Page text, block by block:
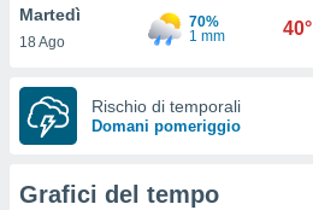
o
Martedì
18 Ago
70%
1 mm
40°
Rischio di temporali
Domani pomeriggio
Grafici del tempo